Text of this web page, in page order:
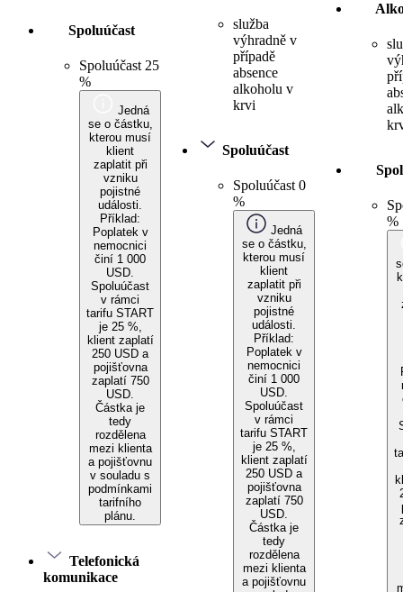
Spoluúčast
Spoluúčast 25
%
Jedná
se o částku,
kterou musí
klient
zaplatit při
vzniku
pojistné
události.
Příklad:
Poplatek v
nemocnici
činí 1 000
USD.
Spoluúčast
v rámci
tarifu START
je 25 %,
klient zaplatí
250 USD a
pojišťovna
zaplatí 750
USD.
Částka je
tedy
rozdělena
mezi klienta
a pojišťovnu
v souladu s
podmínkami
tarifního
plánu.
Telefonická
komunikace
služba
výhradně v
případě
absence
alkoholu v
krvi
Spoluúčast
Spoluúčast 0
%
Jedná
se o částku,
kterou musí
klient
zaplatit při
vzniku
pojistné
události.
Příklad:
Poplatek v
nemocnici
činí 1 000
USD.
Spoluúčast
v rámci
tarifu START
je 25 %,
klient zaplatí
250 USD a
pojišťovna
zaplatí 750
USD.
Částka je
tedy
rozdělena
mezi klienta
a pojišťovnu
%